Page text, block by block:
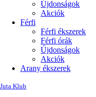
Újdonságok
Akciók
Férfi
Férfi ékszerek
Férfi órák
Újdonságok
Akciók
Arany ékszerek
Juta Klub